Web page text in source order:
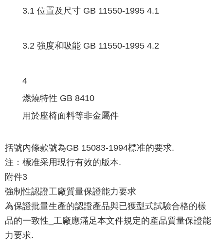
3.1 位置及尺寸 GB 11550-1995 4.1
3.2 強度和吸能 GB 11550-1995 4.2
4
燃燒特性 GB 8410
用於座椅面料等非金屬件
括號內條款號為GB 15083-1994標准的要求.
注：標准采用現行有效的版本.
附件3
強制性認證工廠質量保證能力要求
為保證批量生產的認證產品與已獲型式試驗合格的樣
品的一致性_工廠應滿足本文件規定的產品質量保證能
力要求.